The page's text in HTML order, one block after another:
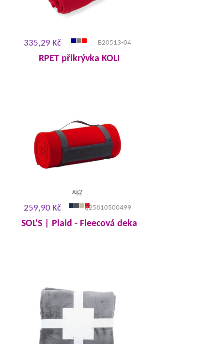
335,29 Kč B20513-04
RPET přikrývka KOLI
259,90 Kč q25810500499
SOL'S | Plaid - Fleecová deka